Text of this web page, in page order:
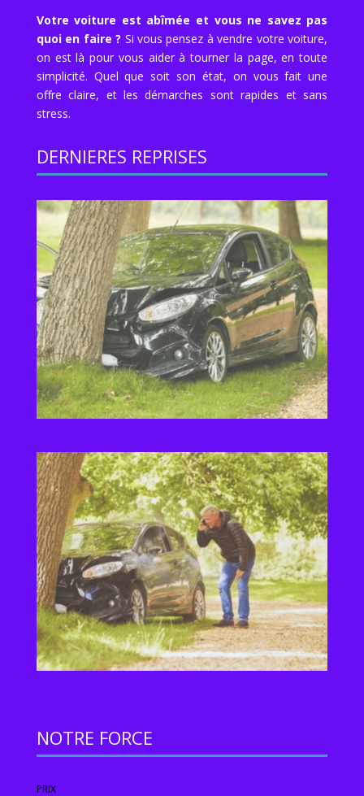
Votre voiture est abîmée et vous ne savez pas
quoi en faire ? Si vous pensez à vendre votre voiture,
on est là pour vous aider à tourner la page, en toute
simplicité. Quel que soit son état, on vous fait une
offre claire, et les démarches sont rapides et sans
stress.
DERNIERES REPRISES
NOTRE FORCE
PRIX